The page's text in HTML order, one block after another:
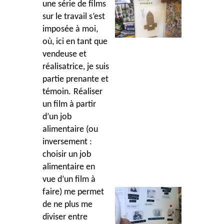
une série de films
sur le travail s’est
imposée à moi,
où, ici en tant que
vendeuse et
réalisatrice, je suis
partie prenante et
témoin. Réaliser
un film à partir
d’un job
alimentaire (ou
inversement :
choisir un job
alimentaire en
vue d’un film à
faire) me permet
de ne plus me
diviser entre